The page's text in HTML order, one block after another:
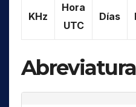
KHz
Hora
UTC
Días